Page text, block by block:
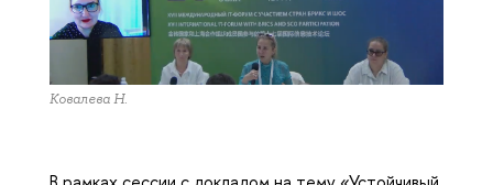
Ковалева Н.